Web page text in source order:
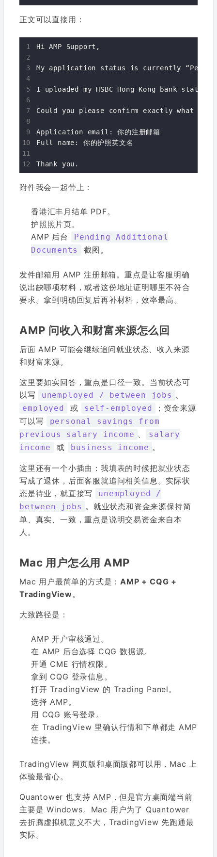
正文可以直接用：
Hi AMP Support,
My application status is currently
I uploaded my HSBC Hong Kong bank
Could you please confirm exactly what
Application email: 你的注册邮箱
Full name: 你的护照英文名
附件我会一起带上：
香港汇丰月结单 PDF。
护照照片页。
AMP 后台
Pending Additional
Documents
截图。
发件邮箱用 AMP 注册邮箱。重点是让客服明确
说出缺哪项材料，或者这份地址证明哪里不符合
要求。拿到明确回复后再补材料，效率最高。
AMP 问收入和财富来源怎么回
后面 AMP 可能会继续追问就业状态、收入来源
和财富来源。
这里要如实回答，重点是口径一致。当前状态可
以写
unemployed / between jobs 、
employed 或 self-employed
；资金来源
可以写
personal savings from
previous salary income 、
salary
income
或 business income 。
这里还有一个小插曲：我填表的时候把就业状态
写成了退休，后面客服就追问相关信息。实际状
态是待业，就直接写
unemployed /
between jobs 。就业状态和资金来源保持简
单、真实、一致，重点是说明交易资金来自本
人。
Mac 用户怎么用 AMP
Mac 用户最简单的方式是：AMP + CQG +
TradingView。
大致路径是：
AMP 开户审核通过。
在 AMP 后台选择 CQG 数据源。
开通 CME 行情权限。
拿到 CQG 登录信息。
打开 TradingView 的 Trading Panel。
选择 AMP。
用 CQG 账号登录。
在 TradingView 里确认行情和下单都走 AMP
连接。
TradingView 网页版和桌面版都可以用，Mac 上
体验最省心。
Quantower 也支持 AMP，但是官方桌面端当前
主要是 Windows。Mac 用户为了 Quantower
去折腾虚拟机意义不大，TradingView 先跑通最
实际。